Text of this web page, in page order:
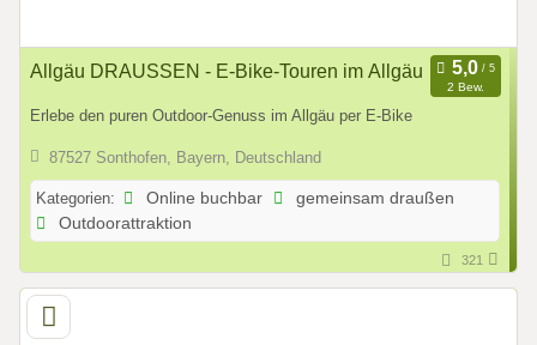
Allgäu DRAUSSEN - E-Bike-Touren im Allgäu
2 Bew.
Erlebe den puren Outdoor-Genuss im Allgäu per E-Bike
87527 Sonthofen, Bayern, Deutschland
Kategorien: Online buchbar
gemeinsam draußen
Outdoorattraktion
321